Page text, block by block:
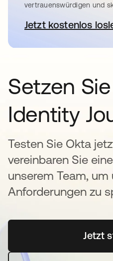
vertrauenswürdigen und
Jetzt kostenloswird in
Setzen
Identity
Testen Sie Okta
vereinbaren Sie
unserem Team,
Anforderungen zu
Jetzt